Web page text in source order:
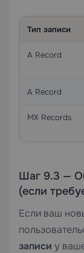
Тип записи
A Record
A Record
MX Records
Шаг 9.3 —
(если
Если ваш
записи у